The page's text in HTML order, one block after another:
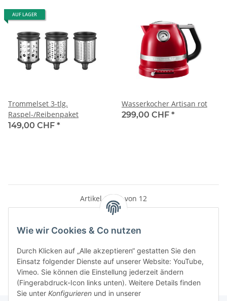
AUF LAGER
Trommelset 3-tlg.
Raspel-/Reibenpaket
149,00 CHF *
Wasserkocher Artisan rot
299,00 CHF *
Artikel 1 - 12 von 12
Kategorien
Wie wir Cookies & Co nutzen
Durch Klicken auf „Alle akzeptieren“ gestatten Sie den
Einsatz folgender Dienste auf unserer Website: YouTube,
Vimeo. Sie können die Einstellung jederzeit ändern
(Fingerabdruck-Icon links unten). Weitere Details finden
Sie unter Konfigurieren und in unserer